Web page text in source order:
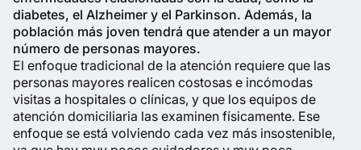
diabetes, el Alzheimer y el Parkinson. Además, la
población más joven tendrá que atender a un mayor
número de personas mayores.
El enfoque tradicional de la atención requiere que las
personas mayores realicen costosas e incómodas
visitas a hospitales o clínicas, y que los equipos de
atención domiciliaria las examinen físicamente. Ese
enfoque se está volviendo cada vez más insostenible,